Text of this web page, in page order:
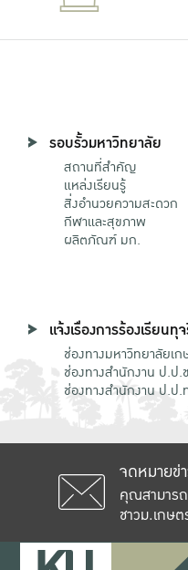
รอบรั้วมหาวิทยาลัย
สถานที่สำคัญ
แหล่งเรียนรู้
สิ่งอำนวยความสะดวก
กีฬาและสุขภาพ
ผลิตภัณฑ์ มก.
แจ้งเรื่องการร้องเรียนทุ
ช่องทางมหาวิทยาลัยเ
ช่องทางสำนักงาน ป.ป.
ช่องทางสำนักงาน ป.ป.
จดหมายข่
คุณสามาร
ชาวม.เกษ